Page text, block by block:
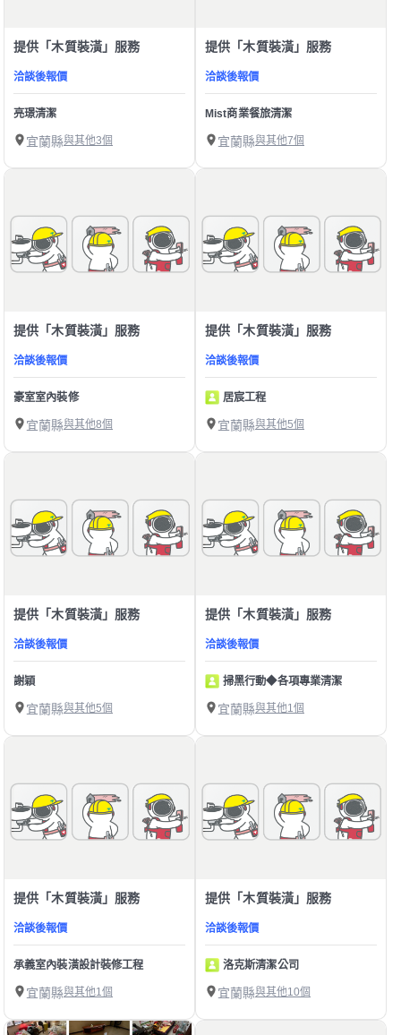
提供「木質裝潢」服務
洽談後報價
亮璟清潔
宜蘭縣與其他3個
提供「木質裝潢」服務
洽談後報價
Mist商業餐旅清潔
宜蘭縣與其他7個
提供「木質裝潢」服務
洽談後報價
豪室室內裝修
宜蘭縣與其他8個
提供「木質裝潢」服務
洽談後報價
居宸工程
宜蘭縣與其他5個
提供「木質裝潢」服務
洽談後報價
謝穎
宜蘭縣與其他5個
提供「木質裝潢」服務
洽談後報價
掃黑行動◆各項專業清潔
宜蘭縣與其他1個
提供「木質裝潢」服務
洽談後報價
承義室內裝潢設計裝修工程
宜蘭縣與其他1個
提供「木質裝潢」服務
洽談後報價
洛克斯清潔公司
宜蘭縣與其他10個